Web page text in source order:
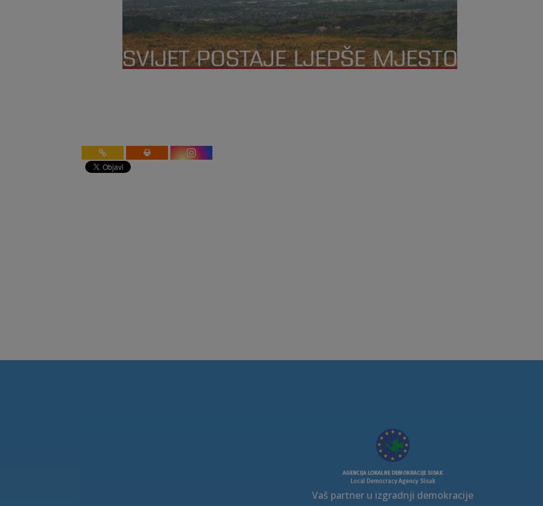
Vaš partner u izgradnji demokracije